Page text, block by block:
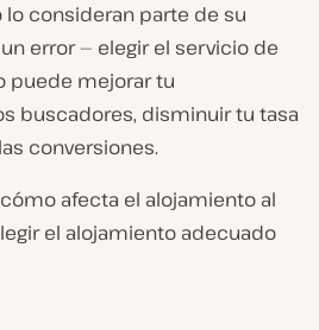
consideran parte de su
un error — elegir el servicio de
puede mejorar tu
buscadores, disminuir tu tasa
conversiones.
afecta el alojamiento al
el alojamiento adecuado